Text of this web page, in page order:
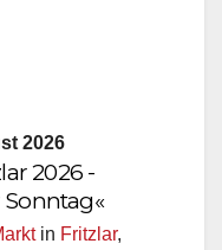
2026
2026 -
in Fritzlar,